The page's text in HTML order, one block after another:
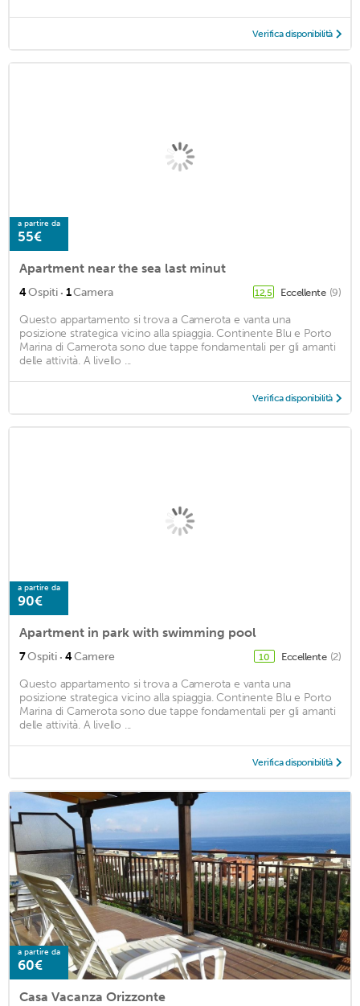
Verifica disponibilità
a partire da
55€
Apartment near the sea last minut
4Ospiti · 1Camera 12,5 Eccellente (9)
Questo appartamento si trova a Camerota e vanta una
posizione strategica vicino alla spiaggia. Continente Blu e Porto
Marina di Camerota sono due tappe fondamentali per gli amanti
delle attività. A livello ...
Verifica disponibilità
a partire da
90€
Apartment in park with swimming pool
7Ospiti · 4Camere 10 Eccellente (2)
Questo appartamento si trova a Camerota e vanta una
posizione strategica vicino alla spiaggia. Continente Blu e Porto
Marina di Camerota sono due tappe fondamentali per gli amanti
delle attività. A livello ...
Verifica disponibilità
a partire da
60€
Casa Vacanza Orizzonte